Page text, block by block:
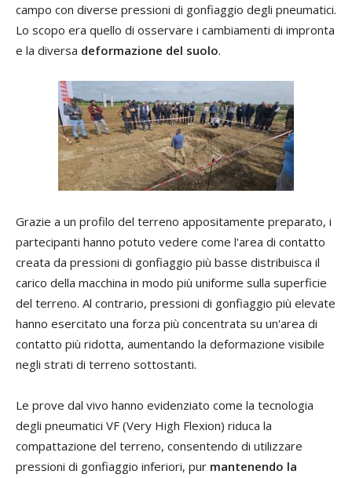
campo con diverse pressioni di gonfiaggio degli pneumatici.
Lo scopo era quello di osservare i cambiamenti di impronta
e la diversa deformazione del suolo.
Grazie a un profilo del terreno appositamente preparato, i
partecipanti hanno potuto vedere come l'area di contatto
creata da pressioni di gonfiaggio più basse distribuisca il
carico della macchina in modo più uniforme sulla superficie
del terreno. Al contrario, pressioni di gonfiaggio più elevate
hanno esercitato una forza più concentrata su un'area di
contatto più ridotta, aumentando la deformazione visibile
negli strati di terreno sottostanti.
Le prove dal vivo hanno evidenziato come la tecnologia
degli pneumatici VF (Very High Flexion) riduca la
compattazione del terreno, consentendo di utilizzare
pressioni di gonfiaggio inferiori, pur mantenendo la